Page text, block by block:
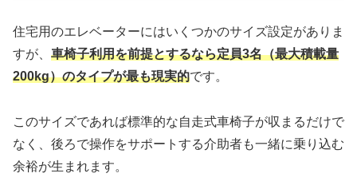
住宅用のエレベーターにはいくつかのサイズ設定がありま
すが、 車椅子利用を前提とするなら定員3名（最大積載量
200kg）のタイプが最も現実的です。
このサイズであれば標準的な自走式車椅子が収まるだけで
なく、後ろで操作をサポートする介助者も一緒に乗り込む
余裕が生まれます。